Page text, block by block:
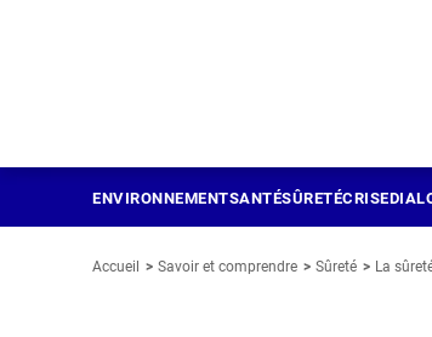
ENVIRONNEMENTSANTÉSÛRETÉCRISE
Accueil Savoir et comprendre Sûreté La